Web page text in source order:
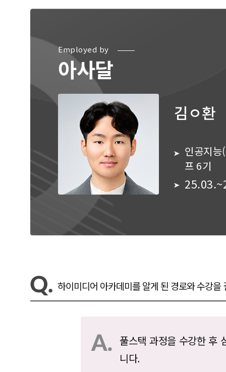
Employed by
아사달
김ㅇ환
인공지
프 6기
하이미디어 아카데미를 알게 된 경로와 수강을
풀스택 과정을 수강한 후
니다.